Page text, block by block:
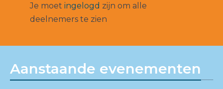
Je moet ingelogd zijn om alle
deelnemers te zien
Aanstaande evenementen